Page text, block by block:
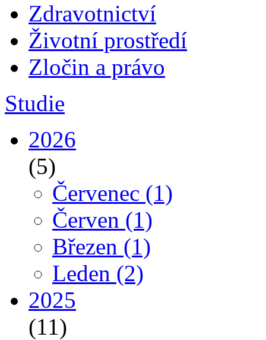
Zdravotnictví
Životní prostředí
Zločin a právo
Studie
2026
(5)
Červenec (1)
Červen (1)
Březen (1)
Leden (2)
2025
(11)